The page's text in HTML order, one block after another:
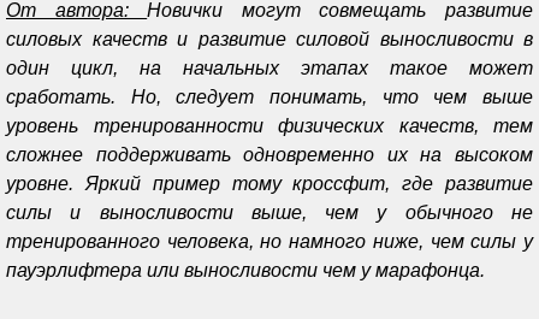
От автора:Новички могут совмещать развитие
силовых качеств и развитие силовой выносливости в
один цикл, на начальных этапах такое может
сработать. Но, следует понимать, что чем выше
уровень тренированности физических качеств, тем
сложнее поддерживать одновременно их на высоком
уровне. Яркий пример тому кроссфит, где развитие
силы и выносливости выше, чем у обычного не
тренированного человека, но намного ниже, чем силы у
пауэрлифтера или выносливости чем у марафонца.